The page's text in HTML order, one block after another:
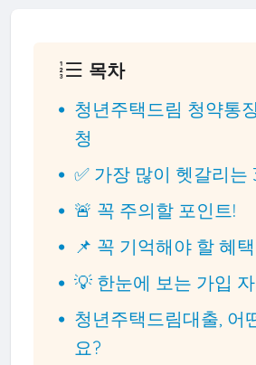
목차
청년주택드림 청약통
청
✅ 가장 많이 헷갈리는
🚨 꼭 주의할 포인트!
📌 꼭 기억해야 할 혜
💡 한눈에 보는 가입
청년주택드림대출, 어
요?